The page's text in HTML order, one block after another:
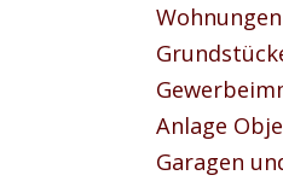
Wohnungen
Anlage
Garagen